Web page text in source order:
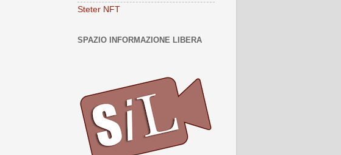
Steter NFT
SPAZIO INFORMAZIONE LIBERA